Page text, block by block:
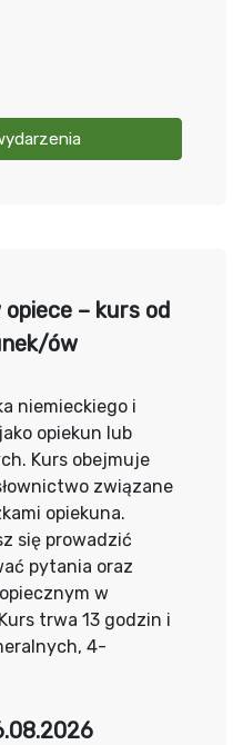
opiece – kurs od
ów
niemieckiego i
opiekun lub
Kurs obejmuje
związane
opiekuna.
się prowadzić
pytania oraz
w
trwa 13 godzin i
4-